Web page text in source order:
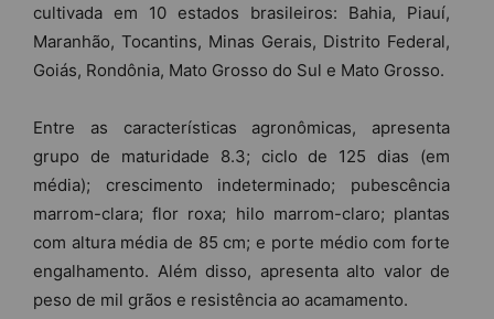
cultivada em 10 estados brasileiros: Bahia, Piauí,
Maranhão, Tocantins, Minas Gerais, Distrito Federal,
Goiás, Rondônia, Mato Grosso do Sul e Mato Grosso.
Entre as características agronômicas, apresenta
grupo de maturidade 8.3; ciclo de 125 dias (em
média); crescimento indeterminado; pubescência
marrom-clara; flor roxa; hilo marrom-claro; plantas
com altura média de 85 cm; e porte médio com forte
engalhamento. Além disso, apresenta alto valor de
peso de mil grãos e resistência ao acamamento.